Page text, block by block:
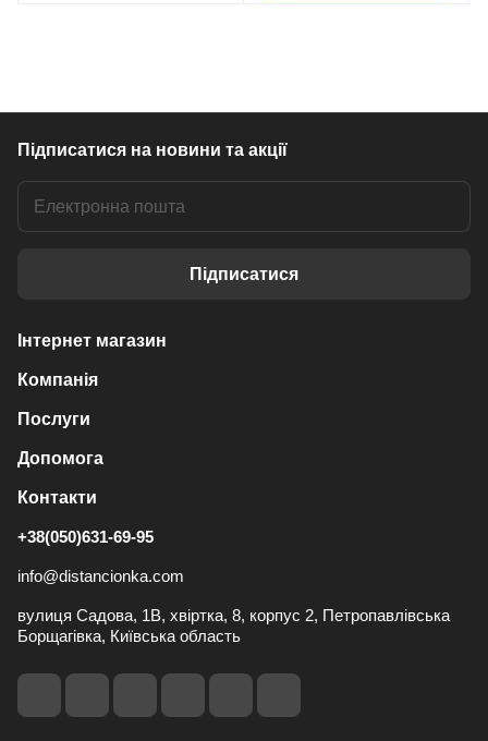
Підписатися на новини та акції
Підписатися
Інтернет магазин
Компанія
Послуги
Допомога
Контакти
+38(050)631-69-95
info@distancionka.com
вулиця Садова, 1В, хвіртка, 8, корпус 2, Петропавлівська
Борщагівка, Київська область